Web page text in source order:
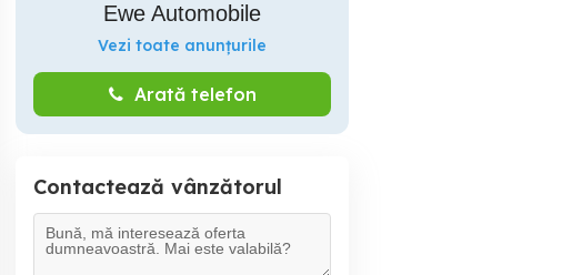
Ewe Automobile
Vezi toate anunțurile
Arată telefon
Contactează vânzătorul